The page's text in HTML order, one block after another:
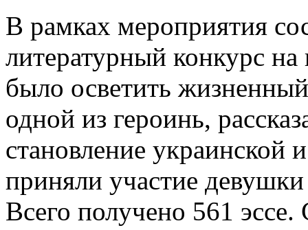
В рамках мероприятия
литературный конкурс
было осветить
одной из героинь,
становление украинской
приняли участие девушки
Всего получено 561 эссе.